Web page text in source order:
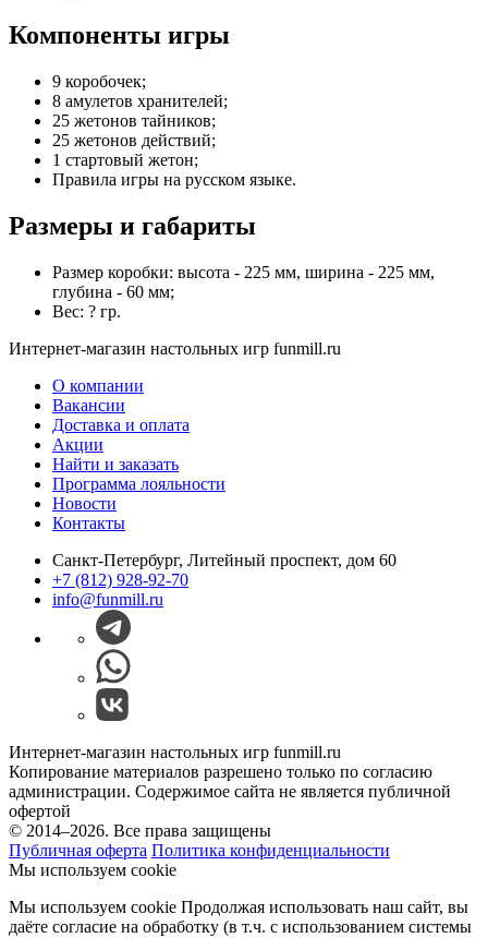
Компоненты игры
9 коробочек;
8 амулетов хранителей;
25 жетонов тайников;
25 жетонов действий;
1 стартовый жетон;
Правила игры на русском языке.
Размеры и габариты
Размер коробки: высота - 225 мм, ширина - 225 мм,
глубина - 60 мм;
Вес: ? гр.
Интернет-магазин настольных игр funmill.ru
О компании
Вакансии
Доставка и оплата
Акции
Найти и заказать
Программа лояльности
Новости
Контакты
Санкт-Петербург, Литейный проспект, дом 60
+7 (812) 928-92-70
info@funmill.ru
Интернет-магазин настольных игр funmill.ru
Копирование материалов разрешено только по согласию
администрации. Содержимое сайта не является публичной
офертой
© 2014–2026. Все права защищены
Публичная оферта Политика конфиденциальности
Мы используем cookie
Мы используем cookie Продолжая использовать наш cайт, вы
даёте согласие на обработку (в т.ч. с использованием системы